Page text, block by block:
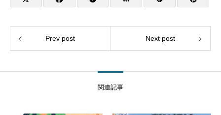
Prev post Next post
関連記事